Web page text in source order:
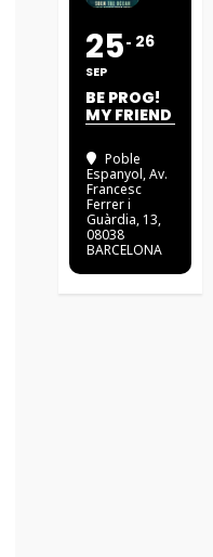
25
SEP
26
BE PROG!
MY FRIEND
Poble
Espanyol, Av.
Francesc
Ferrer i
Guàrdia, 13,
08038
BARCELONA